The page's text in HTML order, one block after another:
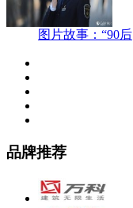
图片故事：“90后
品牌推荐